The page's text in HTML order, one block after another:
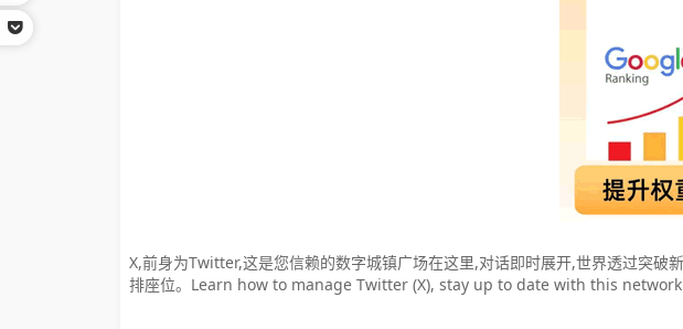
X,前身为Twitter,这是您信赖的数字城镇广场在这里,对话即时展开,世界透过突
排座位。Learn how to manage Twitter (X), stay up to date with this